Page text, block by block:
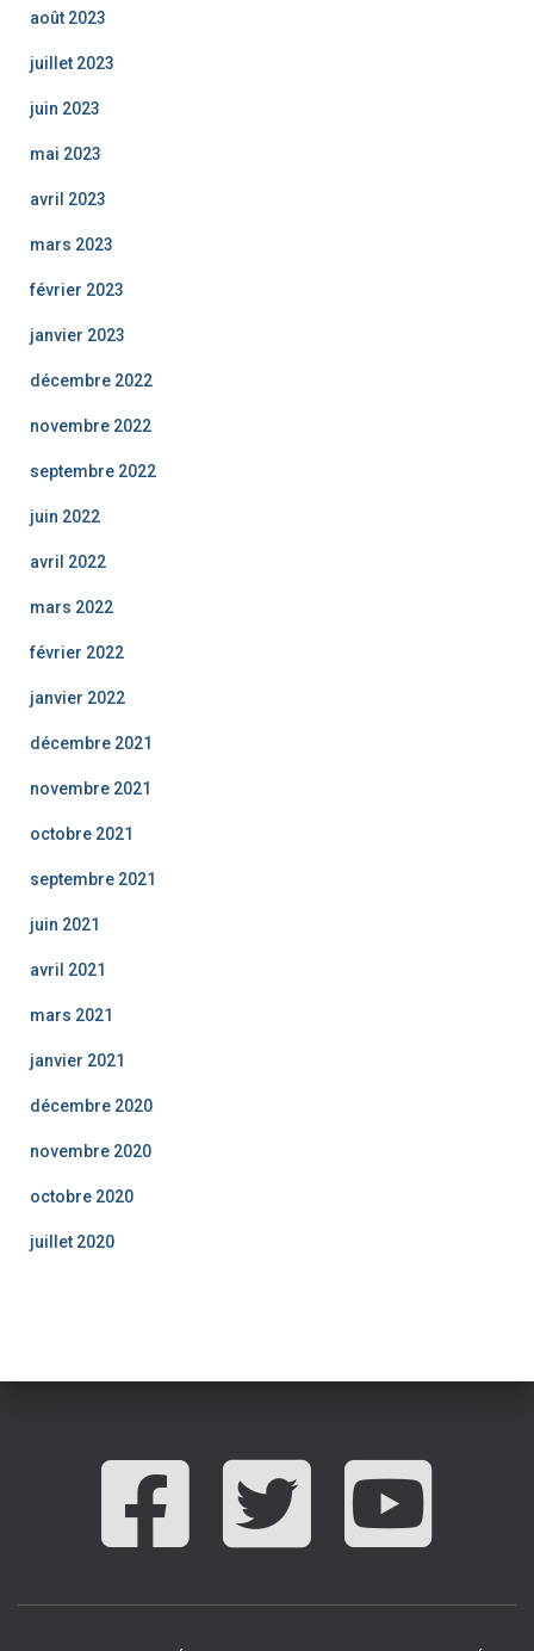
août 2023
juillet 2023
juin 2023
mai 2023
avril 2023
mars 2023
février 2023
janvier 2023
décembre 2022
novembre 2022
septembre 2022
juin 2022
avril 2022
mars 2022
février 2022
janvier 2022
décembre 2021
novembre 2021
octobre 2021
septembre 2021
juin 2021
avril 2021
mars 2021
janvier 2021
décembre 2020
novembre 2020
octobre 2020
juillet 2020